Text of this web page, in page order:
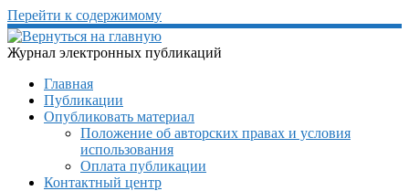
Перейти к содержимому
Журнал электронных публикаций
Главная
Публикации
Опубликовать материал
Положение об авторских правах и условия
использования
Оплата публикации
Контактный центр